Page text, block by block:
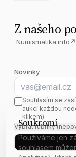
Soukromí
Používáme jen
souhlasem
Z našeho
Numismatika.info ↗
Novinky
E-mail
Souhlasím se
aukcí každou
klikem).
Vybrat rubriky